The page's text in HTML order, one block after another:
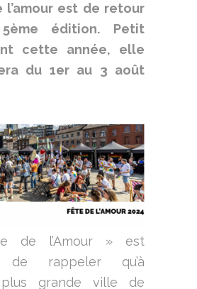
l’amour est de retour
édition. Petit
cette année, elle
du 1er au 3 août
de l’Amour » est
de rappeler qu’à
plus grande ville de